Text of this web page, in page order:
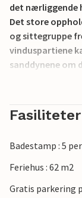
det nærliggende
Det store
og sittegruppe
vinduspartiene
sanddynene om
I Thisted kan
Det er også en
Fasiliteter
Badestamp : 5
Feriehus : 62 m2
Gratis parkering